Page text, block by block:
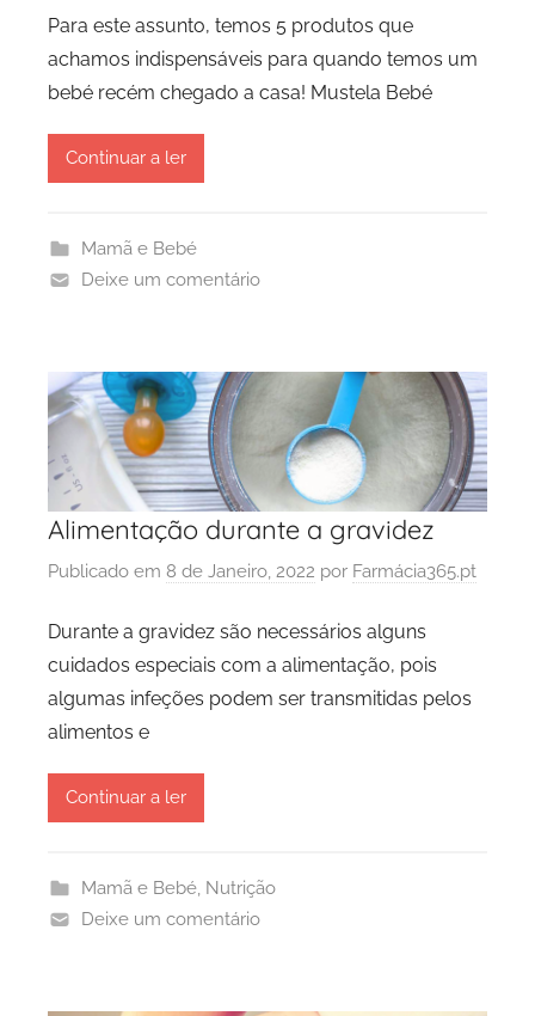
Para este assunto, temos 5 produtos que
achamos indispensáveis para quando temos um
bebé recém chegado a casa! Mustela Bebé
Continuar a ler
Mamã e Bebé
Deixe um comentário
Alimentação durante a gravidez
Publicado em 8 de Janeiro, 2022 por Farmácia365.pt
Durante a gravidez são necessários alguns
cuidados especiais com a alimentação, pois
algumas infeções podem ser transmitidas pelos
alimentos e
Continuar a ler
Mamã e Bebé, Nutrição
Deixe um comentário